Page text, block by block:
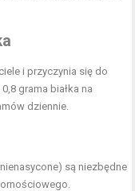
i przyczynia się do
grama białka na
dziennie.
są niezbędne